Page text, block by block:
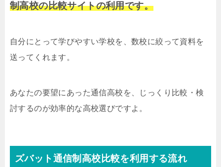
制高校の比較サイトの利用です。
自分にとって学びやすい学校を、数校に絞って資料を
送ってくれます。
あなたの要望にあった通信高校を、じっくり比較・検
討するのが効率的な高校選びですよ。
ズバット通信制高校比較を利用する流れ